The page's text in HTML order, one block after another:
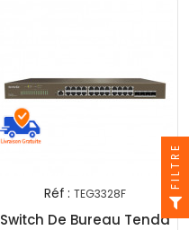
Réf : TEG3328F
Switch De Bureau Tenda
FILTRE